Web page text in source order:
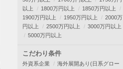
以上
1800万円以上
1850万円以上
1900万円以上
1950万円以上
2000万
円以上
2500万円以上
3000万円以上
5000万円以上
こだわり条件
外資系企業
海外展開あり(日系グロー